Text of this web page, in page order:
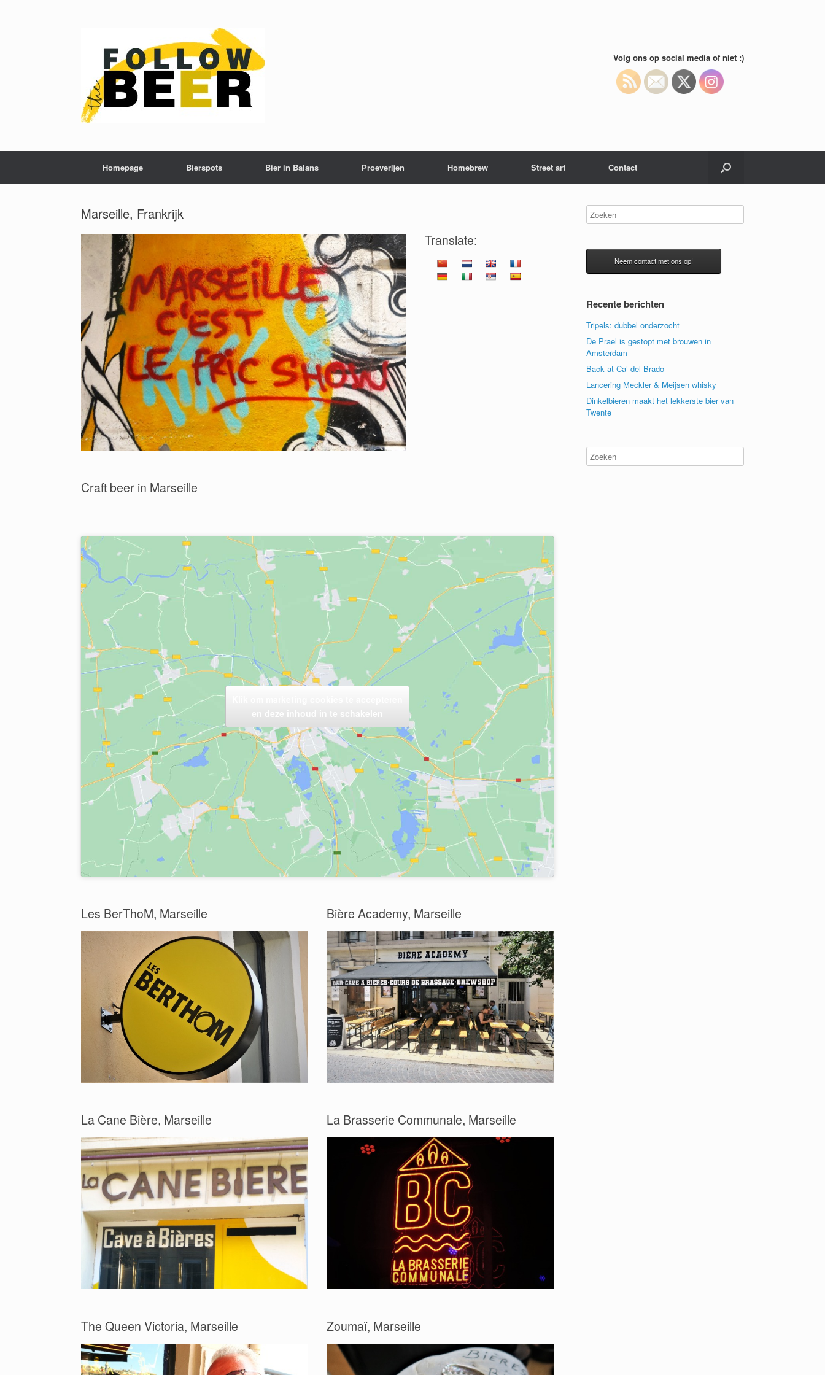
Volg ons op social media of niet :)
Homepage Bierspots Bier in Balans Proeverijen Homebrew Street art Contact
Marseille, Frankrijk
Translate:
Craft beer in Marseille
en deze inhoud in te schakelen
Les BerThoM, Marseille Bière Academy, Marseille
La Cane Bière, Marseille La Brasserie Communale, Marseille
The Queen Victoria, Marseille Zoumaï, Marseille
Neem contact met ons op!
Recente berichten
Tripels: dubbel onderzocht
De Prael is gestopt met brouwen in
Amsterdam
Back at Ca’ del Brado
Lancering Meckler & Meijsen whisky
Dinkelbieren maakt het lekkerste bier van
Twente